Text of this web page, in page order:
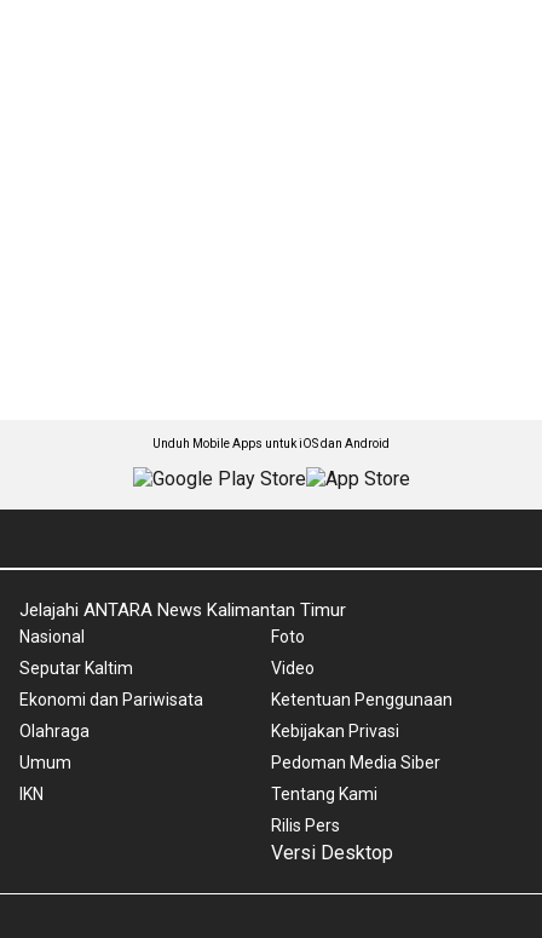
Unduh Mobile Apps untuk iOS dan Android
Jelajahi ANTARA News Kalimantan Timur
Nasional
Seputar Kaltim
Ekonomi dan Pariwisata
Olahraga
Umum
IKN
Foto
Video
Ketentuan Penggunaan
Kebijakan Privasi
Pedoman Media Siber
Tentang Kami
Rilis Pers
Versi Desktop